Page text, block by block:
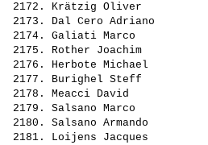
2172. Krätzig Oliver
2173. Dal Cero Adriano
2174. Galiati Marco
2175. Rother Joachim
2176. Herbote Michael
2177. Burighel Steff
2178. Meacci David
2179. Salsano Marco
2180. Salsano Armando
2181. Loijens Jacques